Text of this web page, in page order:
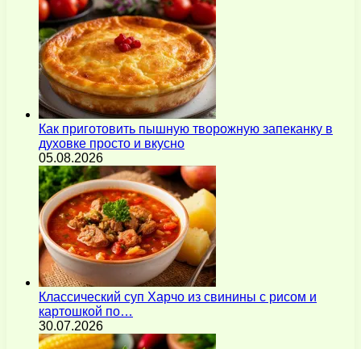
Как приготовить пышную творожную запеканку в
духовке просто и вкусно
05.08.2026
Классический суп Харчо из свинины с рисом и
картошкой по…
30.07.2026